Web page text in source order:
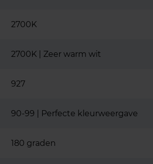
2700K
2700K | Zeer warm wit
927
90-99 | Perfecte kleurweergave
180 graden